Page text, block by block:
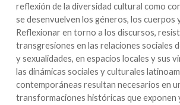
reflexión de la diversidad cultural como
se desenvuelven los géneros, los cuerpos
Reflexionar en torno a los discursos,
transgresiones en las relaciones sociales
y sexualidades, en espacios locales y sus
las dinámicas sociales y culturales
contemporáneas resultan necesarios en
transformaciones históricas que exponen